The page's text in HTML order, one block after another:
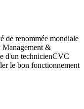
de renommée mondiale
Management &
d'un technicienCVC
le bon fonctionnement